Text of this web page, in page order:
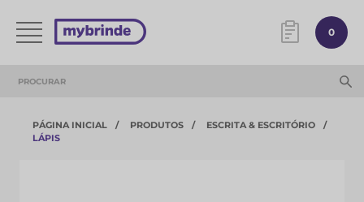
0
PÁGINA INICIAL PRODUTOS
ESCRITA & ESCRITÓRIO
LÁPIS